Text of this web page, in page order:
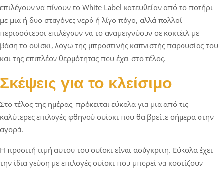
επιλέγουν να πίνουν το White Label κατευθείαν από το ποτήρι
με μια ή δύο σταγόνες νερό ή λίγο πάγο, αλλά πολλοί
περισσότεροι επιλέγουν να το αναμειγνύουν σε κοκτέιλ με
βάση το ουίσκι, λόγω της μπροστινής καπνιστής παρουσίας του
και της επιπλέον θερμότητας που έχει στο τέλος.
Σκέψεις για το κλείσιμο
Στο τέλος της ημέρας, πρόκειται εύκολα για μια από τις
καλύτερες επιλογές φθηνού ουίσκι που θα βρείτε σήμερα στην
αγορά.
Η προσιτή τιμή αυτού του ουίσκι είναι ασύγκριτη. Εύκολα έχει
την ίδια γεύση με επιλογές ουίσκι που μπορεί να κοστίζουν